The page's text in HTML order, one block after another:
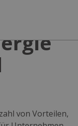
von Vorteilen,